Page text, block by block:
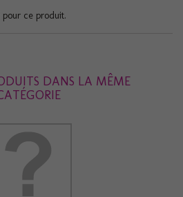
ce produit.
DANS LA MÊME